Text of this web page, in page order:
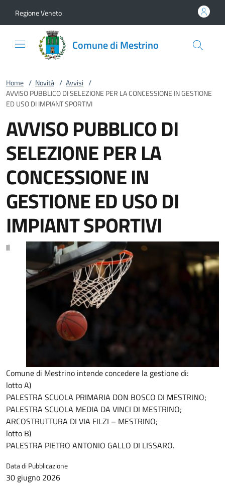
Regione Veneto
Comune di Mestrino
Home / Novità / Avvisi /
AVVISO PUBBLICO DI SELEZIONE PER LA CONCESSIONE IN GESTIONE
ED USO DI IMPIANT SPORTIVI
AVVISO PUBBLICO DI
SELEZIONE PER LA
CONCESSIONE IN
GESTIONE ED USO DI
IMPIANT SPORTIVI
Il
Comune di Mestrino intende concedere la gestione di:
lotto A)
PALESTRA SCUOLA PRIMARIA DON BOSCO DI MESTRINO;
PALESTRA SCUOLA MEDIA DA VINCI DI MESTRINO;
ARCOSTRUTTURA DI VIA FILZI – MESTRINO;
lotto B)
PALESTRA PIETRO ANTONIO GALLO DI LISSARO.
Data di Pubblicazione
30 giugno 2026